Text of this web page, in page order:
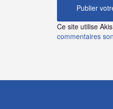
Ce site utilise
commentaires